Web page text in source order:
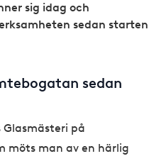
sig idag och
sedan starten
sedan
Glasmästeri på
möts man av en härlig